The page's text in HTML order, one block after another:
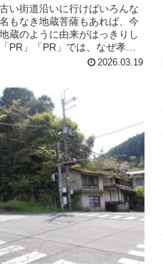
い街道沿いに行けばいろんな
もなき地蔵菩薩もあれば、今
蔵のように由来がはっきりし
PR」「PR」では、なぜ孝子
2026.03.19